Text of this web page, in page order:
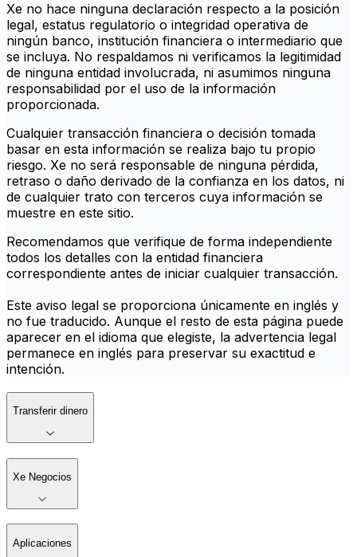
Xe no hace ninguna declaración respecto a la posición
legal, estatus regulatorio o integridad operativa de
ningún banco, institución financiera o intermediario que
se incluya. No respaldamos ni verificamos la legitimidad
de ninguna entidad involucrada, ni asumimos ninguna
responsabilidad por el uso de la información
proporcionada.
Cualquier transacción financiera o decisión tomada
basar en esta información se realiza bajo tu propio
riesgo. Xe no será responsable de ninguna pérdida,
retraso o daño derivado de la confianza en los datos, ni
de cualquier trato con terceros cuya información se
muestre en este sitio.
Recomendamos que verifique de forma independiente
todos los detalles con la entidad financiera
correspondiente antes de iniciar cualquier transacción.
Este aviso legal se proporciona únicamente en inglés y
no fue traducido. Aunque el resto de esta página puede
aparecer en el idioma que elegiste, la advertencia legal
permanece en inglés para preservar su exactitud e
intención.
Transferir dinero
Xe Negocios
Aplicaciones